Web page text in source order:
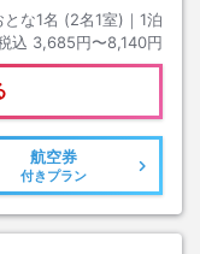
とな1名 (2名1室)｜ 1泊
込 3,685円〜8,140円
航空券
付きプラン